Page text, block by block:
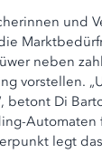
und
neben
vorstellen.
Di
legt